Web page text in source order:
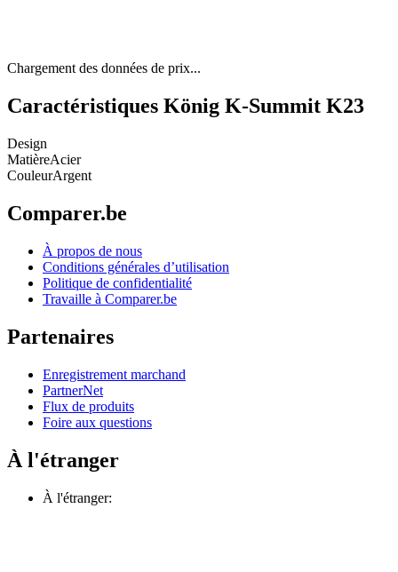
Chargement des données de prix...
Caractéristiques König K-Summit K23
Design
MatièreAcier
CouleurArgent
Comparer.be
À propos de nous
Conditions générales d’utilisation
Politique de confidentialité
Travaille à Comparer.be
Partenaires
Enregistrement marchand
PartnerNet
Flux de produits
Foire aux questions
À l'étranger
À l'étranger: